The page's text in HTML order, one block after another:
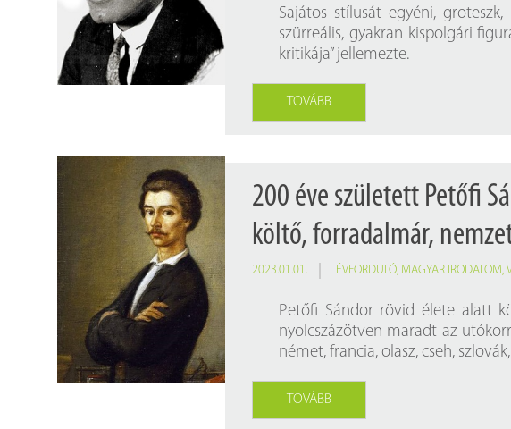
Findura Imre-díszoklevéllel kitüntetett kollégáink
Galéria
Pályázatok
Online katalógus
Sajátos stílusát egyéni,
szürreális, gyakran kispolgári
kritikája” jellemezte.
TOVÁBB
200 éve született Petőfi
költő, forradalmár,
2023.01.01. ÉVFORDULÓ, MAGYAR IRODALOM,
Petőfi Sándor rövid élete alatt
nyolcszázötven maradt az
német, francia, olasz, cseh,
TOVÁBB